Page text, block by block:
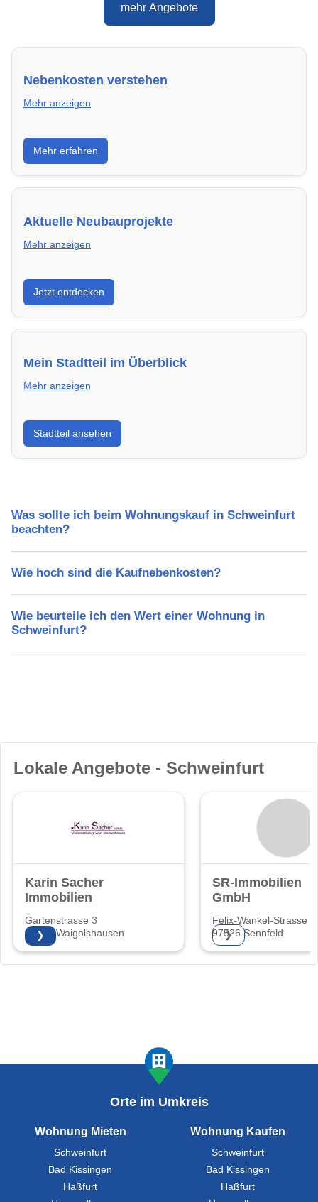
mehr Angebote
Nebenkosten verstehen
Mehr anzeigen
Erfahre, welche Nebenkosten rechtmäßig sind und
wie du deine monatliche Belastung optimieren
kannst.
Mehr erfahren
Aktuelle Neubauprojekte
Mehr anzeigen
Entdecke Neubauprojekte in Schweinfurt – modern,
energieeffizient und sofort bezugsfertig.
Jetzt entdecken
Mein Stadtteil im Überblick
Mehr anzeigen
Erfahre mehr über deinen Stadtteil in Schweinfurt:
Lebensqualität, Verkehrsanbindung, Schulen,
Freizeitmöglichkeiten und Mietpreise.
Stadtteil ansehen
Was sollte ich beim Wohnungskauf in Schweinfurt
beachten?
Wie hoch sind die Kaufnebenkosten?
Wie beurteile ich den Wert einer Wohnung in
Schweinfurt?
Lokale Angebote - Schweinfurt
Karin Sacher
Immobilien
Gartenstrasse 3
97534 Waigolshausen
❯
SR-Immobilien
GmbH
Felix-Wankel-Strasse 5
97526 Sennfeld
❯
Orte im Umkreis
Wohnung Mieten
Schweinfurt
Bad Kissingen
Haßfurt
Wohnung Kaufen
Schweinfurt
Bad Kissingen
Haßfurt